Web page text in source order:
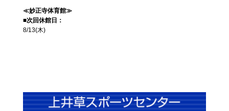
≪妙正寺体育館≫
■次回休館日：
8/13(木)